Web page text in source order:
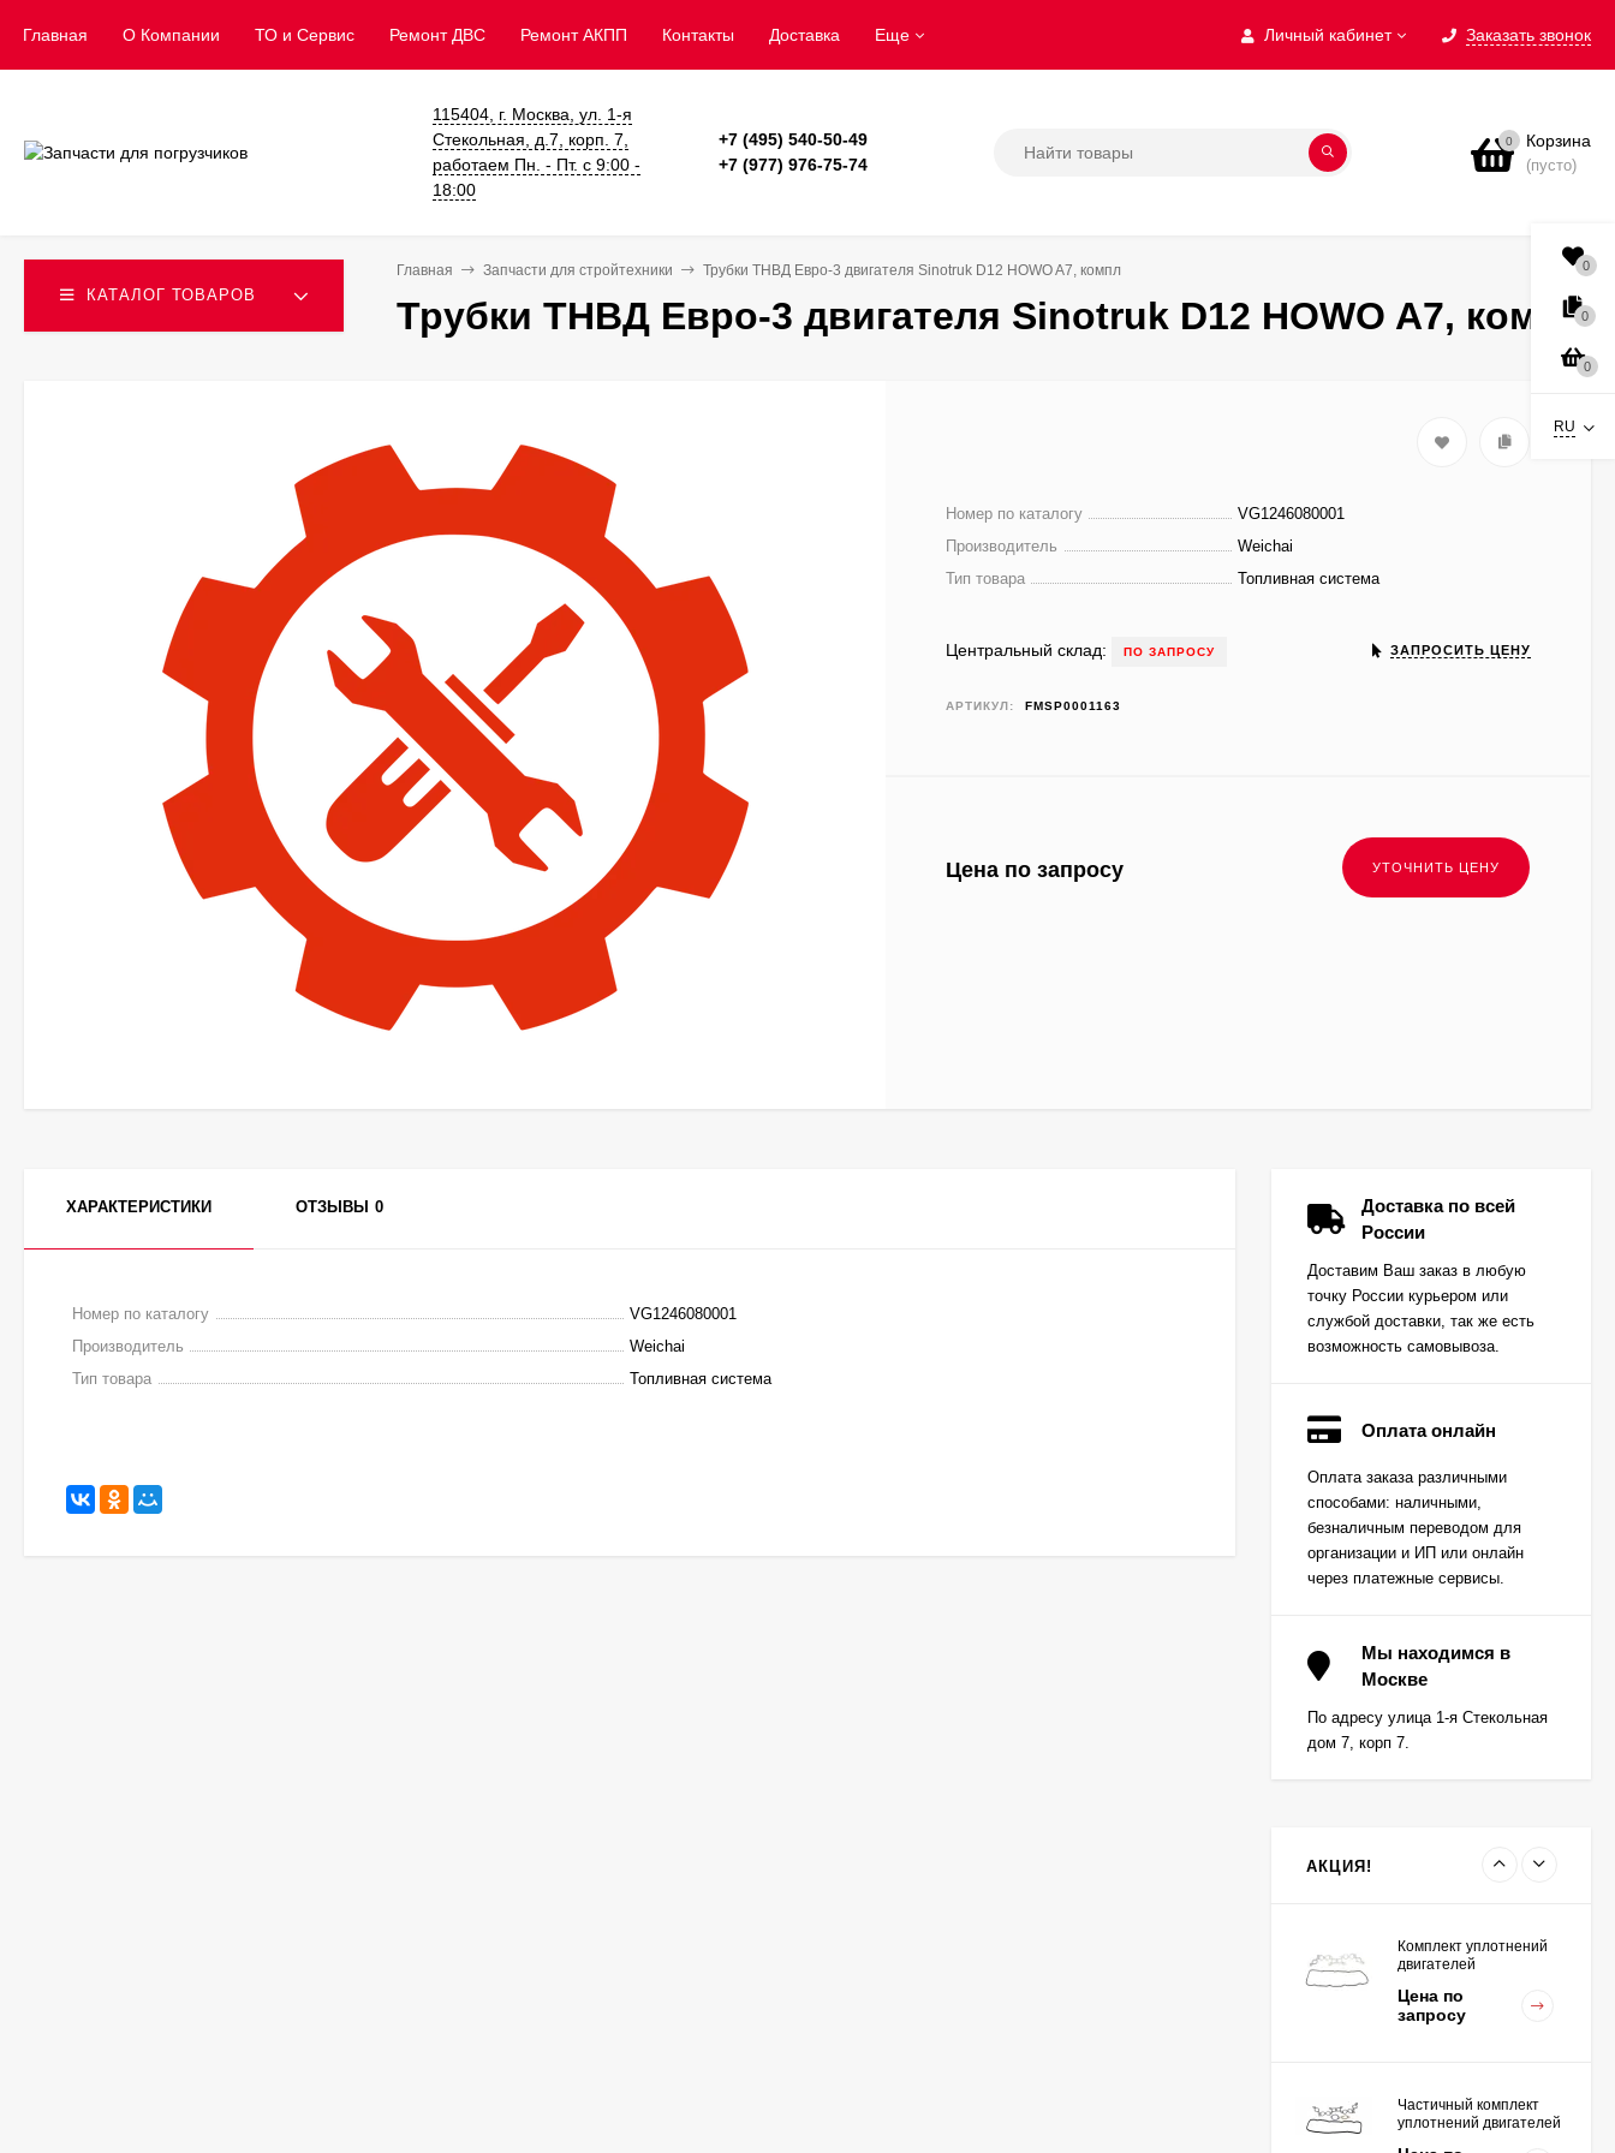
Личный кабинет Заказать звонок
Главная О Компании ТО и Сервис ​Ремонт ДВС Ремонт АКПП Контакты Доставка Еще
115404, г. Москва, ул. 1-я
Стекольная, д.7, корп. 7,
работаем Пн. - Пт. с 9:00 -
18:00
+7 (495) 540-50-49
+7 (977) 976-75-74
0 Корзина
(пусто)
КАТАЛОГ ТОВАРОВ
Главная Запчасти для стройтехники Трубки ТНВД Евро-3 двигателя Sinotruk D12 HOWO A7, компл
Трубки ТНВД Евро-3 двигателя Sinotruk D12 HOWO A7, компл
Номер по каталогу
VG1246080001
Производитель
Weichai
Тип товара
Топливная система
Центральный склад: ПО ЗАПРОСУ
АРТИКУЛ: FMSP0001163
ЗАПРОСИТЬ ЦЕНУ
Цена по запросу
ХАРАКТЕРИСТИКИ ОТЗЫВЫ 0
Номер по каталогу
VG1246080001
Производитель
Weichai
Тип товара
Топливная система
Доставка по всей
России
Доставим Ваш заказ в любую
точку России курьером или
службой доставки, так же есть
возможность самовывоза.
Оплата онлайн
Оплата заказа различными
способами: наличными,
безналичным переводом для
организации и ИП или онлайн
через платежные сервисы.
Мы находимся в
Москве
По адресу улица 1-я Стекольная
дом 7, корп 7.
АКЦИЯ!
Вкладыш коренной
(0,25) (1шт - 1
половинка) для
двигателей
K15,K21,K25
запросу
(1шт - 1 половинка) для
двигателей
K15,K21,K25
Цена по
Комплект уплотнений
двигателей
Цена по
запросу
Частичный комплект
уплотнений двигателей
0
0
0
RU